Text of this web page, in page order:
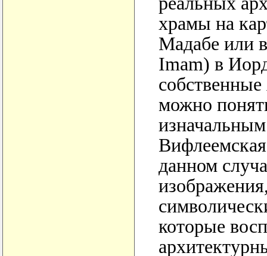
храмы на
Мадабе или
Imam) в
можно
данном
которые